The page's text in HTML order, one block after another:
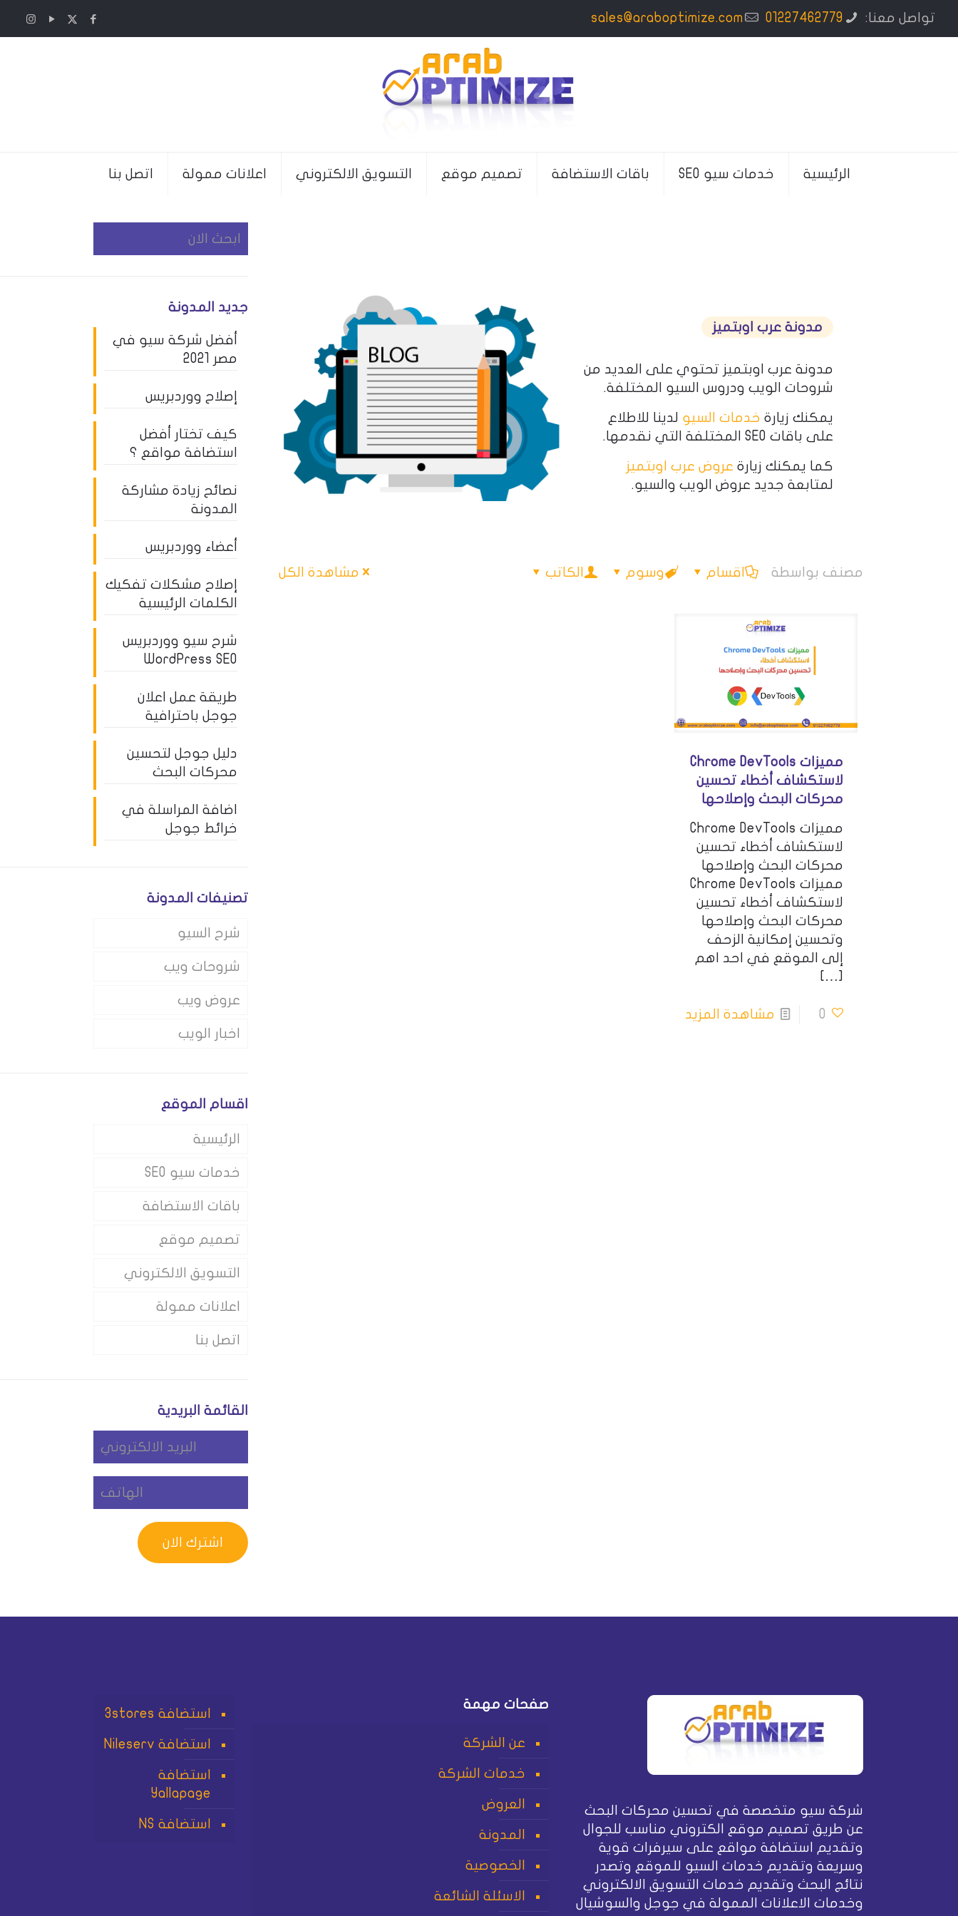
تواصل معنا: 01227462779
sales@araboptimize.com
الرئيسية خدمات سيو SEO باقات الاستضافة تصميم موقع التسويق الالكتروني اعلانات ممولة اتصل بنا
مدونة عرب اوبتميز
مدونة عرب اوبتميز تحتوي على العديد من
شروحات الويب ودروس السيو المختلفة.
يمكنك زيارة خدمات السيو لدينا للاطلاع
على باقات SEO المختلفة التي نقدمها.
كما يمكنك زيارة عروض عرب اوبتميز
لمتابعة جديد عروض الويب والسيو.
مصنف بواسطة اقسام وسوم الكاتب مشاهدة الكل
مميزات Chrome DevTools
لاستكشاف أخطاء تحسين
محركات البحث وإصلاحها
مميزات Chrome DevTools
لاستكشاف أخطاء تحسين
محركات البحث وإصلاحها
مميزات Chrome DevTools
لاستكشاف أخطاء تحسين
محركات البحث وإصلاحها
وتحسين إمكانية الزحف
إلى الموقع في احد اهم
[…]
0 مشاهدة المزيد
جديد المدونة
أفضل شركة سيو في
مصر 2021
إصلاح ووردبريس
كيف تختار أفضل
استضافة مواقع ؟
نصائح زيادة مشاركة
المدونة
أعضاء ووردبريس
إصلاح مشكلات تفكيك
الكلمات الرئيسية
شرح سيو ووردبريس
WordPress SEO
طريقة عمل اعلان
جوجل باحترافية
دليل جوجل لتحسين
محركات البحث
اضافة المراسلة في
خرائط جوجل
تصنيفات المدونة
شرح السيو
شروحات ويب
عروض ويب
اخبار الويب
اقسام الموقع
الرئيسية
خدمات سيو SEO
باقات الاستضافة
تصميم موقع
التسويق الالكتروني
اعلانات ممولة
اتصل بنا
القائمة البريدية
شركة سيو متخصصة في تحسين محركات البحث
عن طريق تصميم موقع الكتروني مناسب للجوال
وتقديم استضافة مواقع على سيرفرات قوية
وسريعة وتقديم خدمات السيو للموقع وتصدر
نتائج البحث وتقديم خدمات التسويق الالكتروني
وخدمات الاعلانات الممولة في جوجل والسوشيال
صفحات مهمة
عن الشركة
خدمات الشركة
العروض
المدونة
الخصوصية
الاسئلة الشائعة
استضافة 3stores
استضافة Nileserv
استضافة
Yallapage
استضافة NS